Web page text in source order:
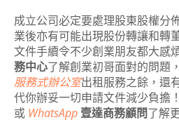
成立公司必定要處理股東股權分
業後亦有可能出現股份轉讓和轉
文件手續令不少創業朋友都大感
務中心了解創業初哥面對的問題
服務式辦公室出租服務之餘，還
代你辦妥一切申請文件減少負擔！
或 WhatsApp 壹達商務顧問了解